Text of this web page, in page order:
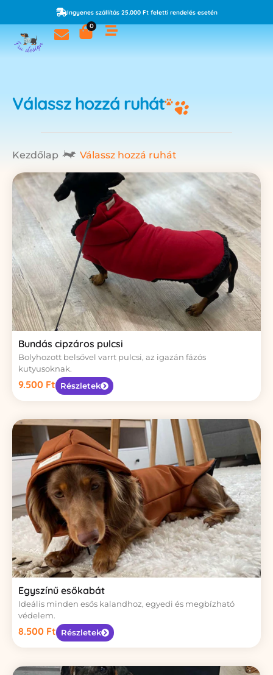
Ingyenes szállítás 25.000 Ft feletti rendelés esetén
0
Válassz hozzá ruhát
Kezdőlap Válassz hozzá ruhát
Bundás cipzáros pulcsi
Bolyhozott belsővel varrt pulcsi, az igazán fázós
kutyusoknak.
9.500 Ft Részletek
Egyszínű esőkabát
Ideális minden esős kalandhoz, egyedi és megbízható
védelem.
8.500 Ft Részletek